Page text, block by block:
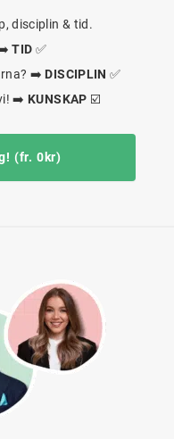
disciplin & tid.
➡️TID ✅
➡️ DISCIPLIN ✅
➡️ KUNSKAP ☑️
(fr. 0kr)